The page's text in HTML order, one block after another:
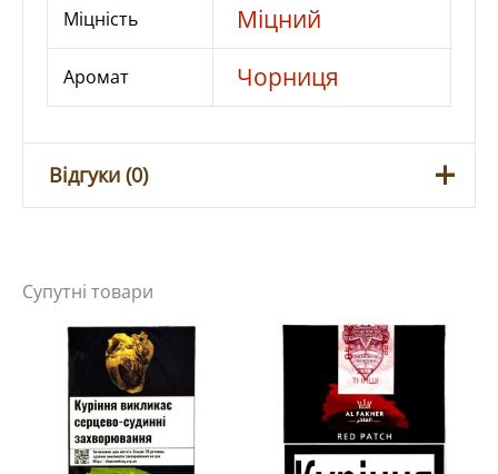
Міцність Міцний
Аромат Чорниця
Відгуки (0)
Будьте першим, хто залишив
відгук на “Тютюн для кальяну
AL FAKHER BIG BLUE 50G”
Ваша e-mail адреса не
оприлюднюватиметься.
Обов’язкові поля позначені*
Супутні товари